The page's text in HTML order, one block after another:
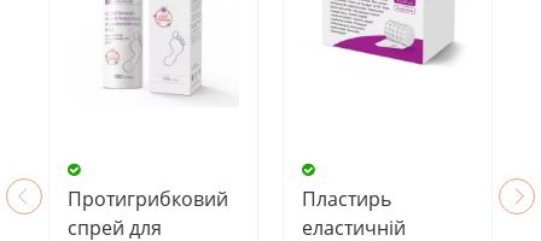
Протигрибковий
спрей для
Пластирь
еластичній